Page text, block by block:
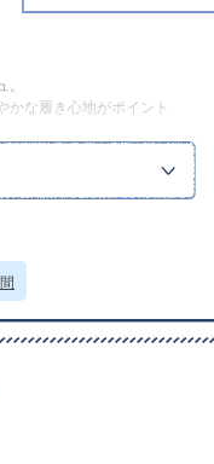
かな履き心地がポイント
の使用も楽しめます。
多少色落ちすることがあり
ください。
用の端末やモニター環境に
ます。
横10.5)